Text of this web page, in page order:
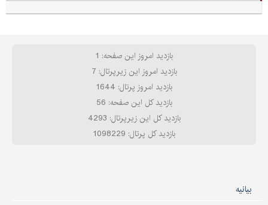
بازدید امروز این صفحه: 1
بازدید امروز این زیرپرتال: 7
بازدید امروز پرتال: 1644
بازدید کل این صفحه: 56
بازدید کل این زیرپرتال: 4293
بازدید کل پرتال: 1098229
بیانیه